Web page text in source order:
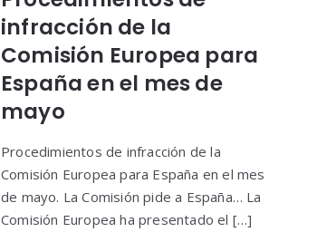
infracción de la
Comisión Europea para
España en el mes de
mayo
Procedimientos de infracción de la
Comisión Europea para España en el mes
de mayo. La Comisión pide a España… La
Comisión Europea ha presentado el […]